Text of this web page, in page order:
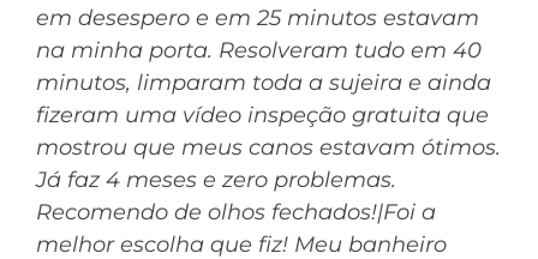
em desespero e em 25 minutos estavam
na minha porta. Resolveram tudo em 40
minutos, limparam toda a sujeira e ainda
fizeram uma vídeo inspeção gratuita que
mostrou que meus canos estavam ótimos.
Já faz 4 meses e zero problemas.
Recomendo de olhos fechados!|Foi a
melhor escolha que fiz! Meu banheiro